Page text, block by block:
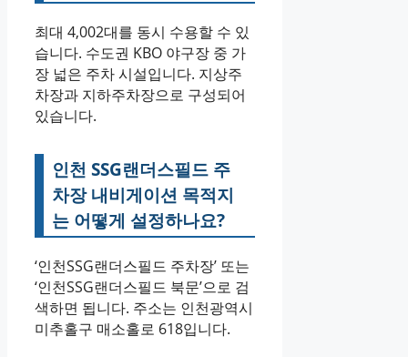
최대 4,002대를 동시 수용할 수 있
습니다. 수도권 KBO 야구장 중 가
장 넓은 주차 시설입니다. 지상주
차장과 지하주차장으로 구성되어
있습니다.
인천 SSG랜더스필드 주
차장 내비게이션 목적지
는 어떻게 설정하나요?
‘인천SSG랜더스필드 주차장’ 또는
‘인천SSG랜더스필드 북문’으로 검
색하면 됩니다. 주소는 인천광역시
미추홀구 매소홀로 618입니다.